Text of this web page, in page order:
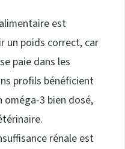
est
un poids correct, car
paie dans les
profils bénéficient
oméga-3 bien dosé,
rénale est